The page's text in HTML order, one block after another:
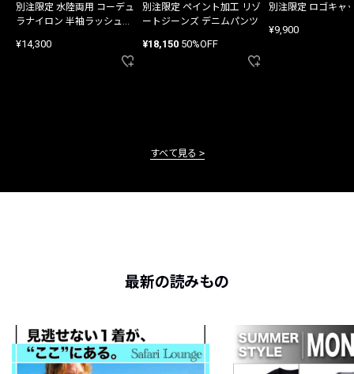
別注限定 水陸両用 コーデュ
ラナイロン 半袖ラッシュガ
¥14,300
別注限定 ペイント加工 リゾ
ートジーンズ デニムパンツ
¥18,150 50%OFF
別注限定 ロゴキャ
¥9,900
すべて見る
最新の読みもの